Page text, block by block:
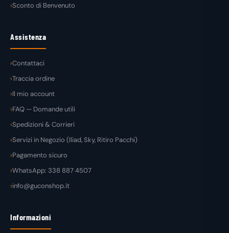
Sconto di Benvenuto
Assistenza
Contattaci
Traccia ordine
Il mio account
FAQ — Domande utili
Spedizioni & Corrieri
Servizi in Negozio (Iliad, Sky, Ritiro Pacchi)
Pagamento sicuro
WhatsApp: 338 887 4507
info@guconshop.it
Informazioni